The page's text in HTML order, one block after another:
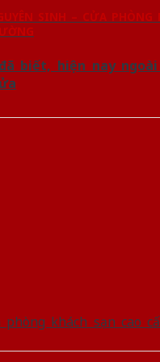
SINH – CỬA PHÒNG
biết, hiện nay